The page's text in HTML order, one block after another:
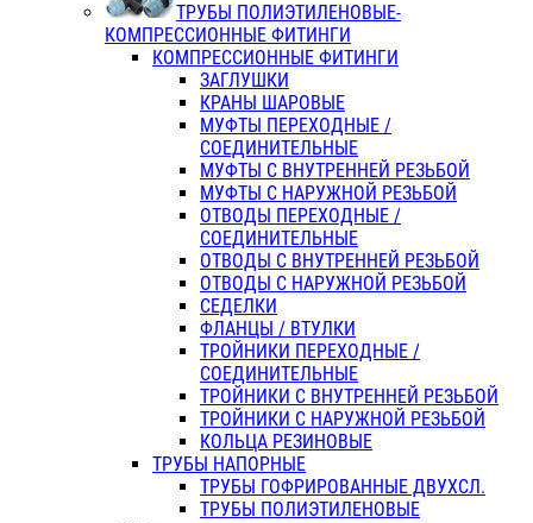
ТРУБЫ ПОЛИЭТИЛЕНОВЫЕ-
КОМПРЕССИОННЫЕ ФИТИНГИ
КОМПРЕССИОННЫЕ ФИТИНГИ
ЗАГЛУШКИ
КРАНЫ ШАРОВЫЕ
МУФТЫ ПЕРЕХОДНЫЕ /
СОЕДИНИТЕЛЬНЫЕ
МУФТЫ С ВНУТРЕННЕЙ РЕЗЬБОЙ
МУФТЫ С НАРУЖНОЙ РЕЗЬБОЙ
ОТВОДЫ ПЕРЕХОДНЫЕ /
СОЕДИНИТЕЛЬНЫЕ
ОТВОДЫ С ВНУТРЕННЕЙ РЕЗЬБОЙ
ОТВОДЫ С НАРУЖНОЙ РЕЗЬБОЙ
СЕДЕЛКИ
ФЛАНЦЫ / ВТУЛКИ
ТРОЙНИКИ ПЕРЕХОДНЫЕ /
СОЕДИНИТЕЛЬНЫЕ
ТРОЙНИКИ С ВНУТРЕННЕЙ РЕЗЬБОЙ
ТРОЙНИКИ С НАРУЖНОЙ РЕЗЬБОЙ
КОЛЬЦА РЕЗИНОВЫЕ
ТРУБЫ НАПОРНЫЕ
ТРУБЫ ГОФРИРОВАННЫЕ ДВУХСЛ.
ТРУБЫ ПОЛИЭТИЛЕНОВЫЕ